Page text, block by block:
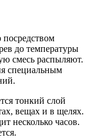
посредством
до температуры
смесь распыляют.
специальным
тонкий слой
вещах и в щелях.
несколько часов.